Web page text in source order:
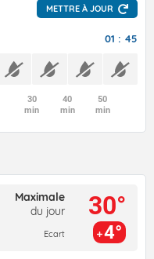
METTRE À JOUR
01 : 45
30
min
40
min
50
min
Maximale
du jour
Ecart
30°
4°